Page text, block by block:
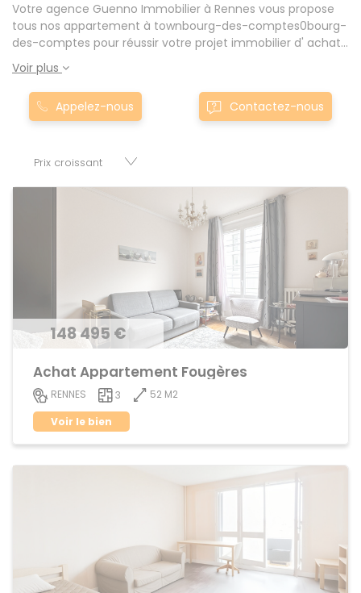
Votre agence Guenno Immobilier à Rennes vous propose
tous nos appartement à townbourg-des-comptes0bourg-
des-comptes pour réussir votre projet immobilier d' achat.
Consultez l'ensemble de nos offres à Rennes mais
également aux alentours : Le Rheu, Pacé, Montgermont...
Nos appartement T3 à townbourg-des-comptes0bourg-
des-comptes sont proposés au meilleur prix du marché
cessions de baux, fonds de commerces, appartements,
Voir plus
Appelez-nous Contactez-nous
148 495 €
Achat Appartement Fougères
RENNES 3
52 M2
Voir le bien